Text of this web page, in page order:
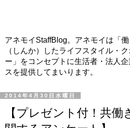
アネモイStaffBlog。アネモイは「
（しんか）したライフスタイル・
ー」をコンセプトに生活者・法人
スを提供してまいります。
2014年4月30日水曜日
【プレゼント付！共働